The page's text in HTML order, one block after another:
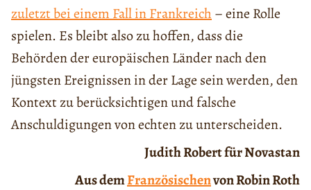
zuletzt bei einem Fall in Frankreich – eine Rolle
spielen. Es bleibt also zu hoffen, dass die
Behörden der europäischen Länder nach den
jüngsten Ereignissen in der Lage sein werden, den
Kontext zu berücksichtigen und falsche
Anschuldigungen von echten zu unterscheiden.
Judith Robert für Novastan
Aus demFranzösischenvon Robin Roth